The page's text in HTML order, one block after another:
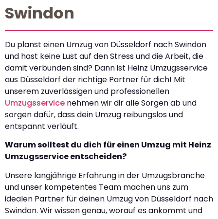
Swindon
Du planst einen Umzug von Düsseldorf nach Swindon
und hast keine Lust auf den Stress und die Arbeit, die
damit verbunden sind? Dann ist Heinz Umzugsservice
aus Düsseldorf der richtige Partner für dich! Mit
unserem zuverlässigen und professionellen
Umzugsservice nehmen wir dir alle Sorgen ab und
sorgen dafür, dass dein Umzug reibungslos und
entspannt verläuft.
Warum solltest du dich für einen Umzug mit Heinz
Umzugsservice entscheiden?
Unsere langjährige Erfahrung in der Umzugsbranche
und unser kompetentes Team machen uns zum
idealen Partner für deinen Umzug von Düsseldorf nach
Swindon. Wir wissen genau, worauf es ankommt und